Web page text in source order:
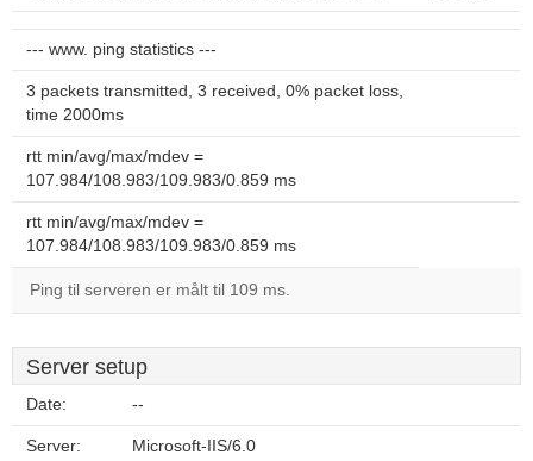
--- www. ping statistics ---
3 packets transmitted, 3 received, 0% packet loss,
time 2000ms
rtt min/avg/max/mdev =
107.984/108.983/109.983/0.859 ms
rtt min/avg/max/mdev =
107.984/108.983/109.983/0.859 ms
Ping til serveren er målt til 109 ms.
Server setup
Date: --
Server: Microsoft-IIS/6.0